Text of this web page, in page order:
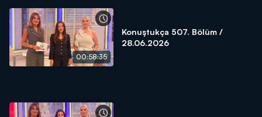
00:58:35
Konuştukça 507. Bölüm /
28.06.2026